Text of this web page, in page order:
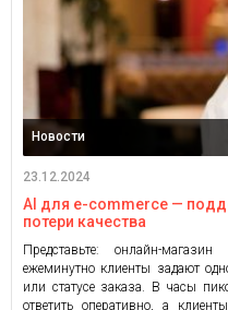
Новости
23.12.2024
AI для e-commerce —
потери качества
Представьте: онлайн-
ежеминутно клиенты задают
или статусе заказа. В часы
ответить оперативно, а